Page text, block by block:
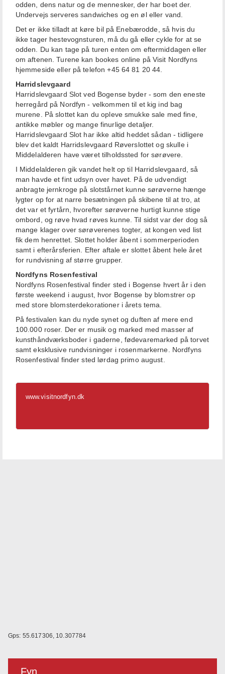
odden, dens natur og de mennesker, der har boet der.
Undervejs serveres sandwiches og en øl eller vand.
Det er ikke tilladt at køre bil på Enebærodde, så hvis du
ikke tager hestevognsturen, må du gå eller cykle for at se
odden. Du kan tage på turen enten om eftermiddagen eller
om aftenen. Turene kan bookes online på Visit Nordfyns
hjemmeside eller på telefon +45 64 81 20 44.
Harridslevgaard
Harridslevgaard Slot ved Bogense byder - som den eneste
herregård på Nordfyn - velkommen til et kig ind bag
murene. På slottet kan du opleve smukke sale med fine,
antikke møbler og mange finurlige detaljer.
Harridslevgaard Slot har ikke altid heddet sådan - tidligere
blev det kaldt Harridslevgaard Røverslottet og skulle i
Middelalderen have været tilholdssted for sørøvere.
I Middelalderen gik vandet helt op til Harridslevgaard, så
man havde et fint udsyn over havet. På de udvendigt
anbragte jernkroge på slotstårnet kunne sørøverne hænge
lygter op for at narre besætningen på skibene til at tro, at
det var et fyrtårn, hvorefter sørøverne hurtigt kunne stige
ombord, og røve hvad røves kunne. Til sidst var der dog så
mange klager over sørøverenes togter, at kongen ved list
fik dem henrettet. Slottet holder åbent i sommerperioden
samt i efterårsferien. Efter aftale er slottet åbent hele året
for rundvisning af større grupper.
Nordfyns Rosenfestival
Nordfyns Rosenfestival finder sted i Bogense hvert år i den
første weekend i august, hvor Bogense by blomstrer op
med store blomsterdekorationer i årets tema.
På festivalen kan du nyde synet og duften af mere end
100.000 roser. Der er musik og marked med masser af
kunsthåndværksboder i gaderne, fødevaremarked på torvet
samt eksklusive rundvisninger i rosenmarkerne. Nordfyns
Rosenfestival finder sted lørdag primo august.
www.visitnordfyn.dk
Gps: 55.617306, 10.307784
Fyn